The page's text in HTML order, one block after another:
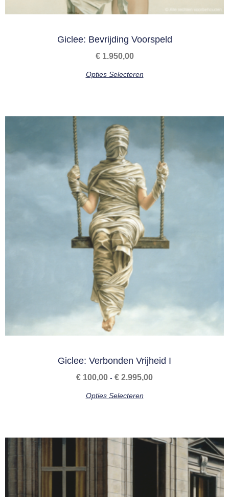
Giclee: Bevrijding Voorspeld
€1.950,00
Opties Selecteren
Giclee: Verbonden Vrijheid I
€ 100,00 - € 2.995,00
Opties Selecteren